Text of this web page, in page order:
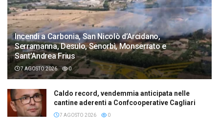
Incendi a Carbonia, San Nicolò d’Arcidano,
Serramanna, Desulo, Senorbì, Monserrato e
Sant’Andrea Frius
7 AGOSTO 2026 0
Caldo record, vendemmia anticipata nelle
cantine aderenti a Confcooperative Cagliari
7 AGOSTO 2026 0